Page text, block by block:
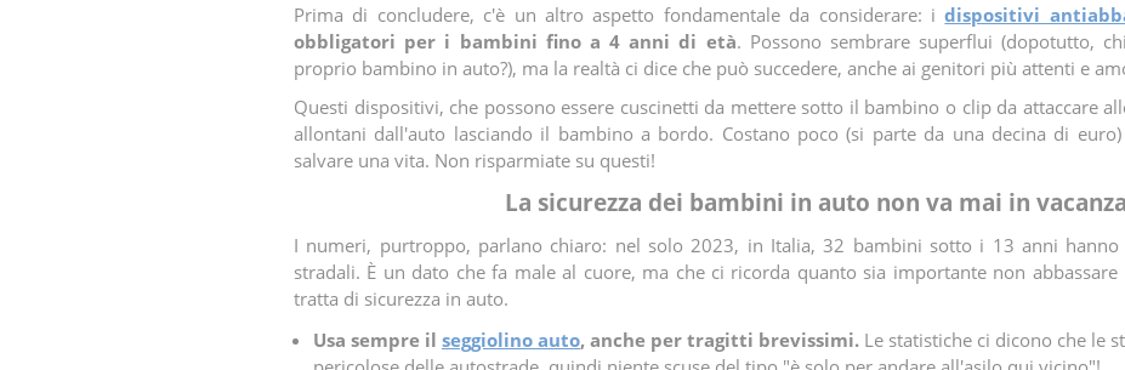
Prima di concludere, c'è un altro aspetto fondamentale da considerare: idispositivi
obbligatori per i bambini fino a 4 anni di età. Possono sembrare superflui (dopotutto,
proprio bambino in auto?), ma la realtà ci dice che può succedere, anche ai genitori più attenti e
Questi dispositivi, che possono essere cuscinetti da mettere sotto il bambino o clip da attaccare
allontani dall'auto lasciando il bambino a bordo. Costano poco (si parte da una decina di
salvare una vita. Non risparmiate su questi!
La sicurezza dei bambini in auto non va mai in vacanza
I numeri, purtroppo, parlano chiaro: nel solo 2023, in Italia, 32 bambini sotto i 13 anni
stradali. È un dato che fa male al cuore, ma che ci ricorda quanto sia importante non
tratta di sicurezza in auto.
Usa sempre il seggiolino auto, anche per tragitti brevissimi. Le statistiche ci dicono che le